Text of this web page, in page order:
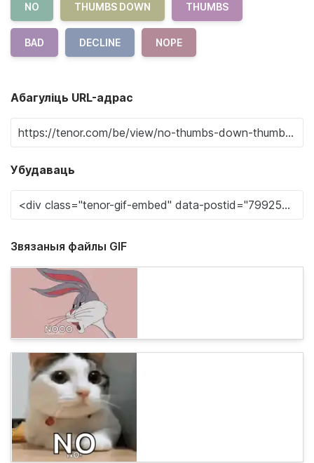
NO THUMBS DOWN THUMBS
BAD DECLINE NOPE
Абагуліць URL-адрас
Убудаваць
Звязаныя файлы GIF